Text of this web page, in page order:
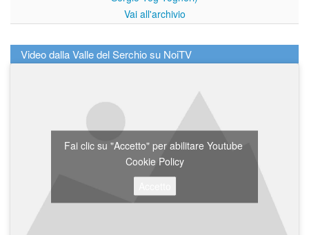
Vai all'archivio
Video dalla Valle del Serchio su NoiTV
Fai clic su "Accetto" per abilitare Youtube
Cookie Policy